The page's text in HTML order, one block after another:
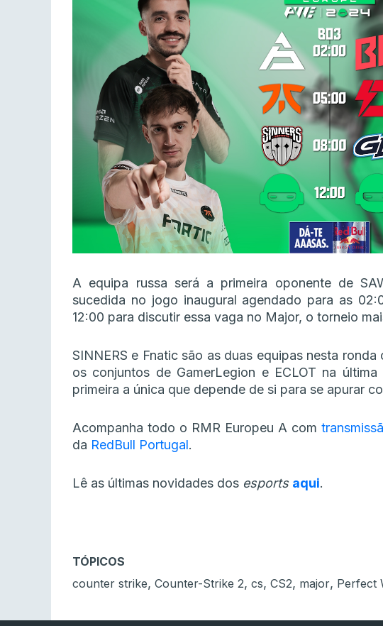
A equipa russa será a primeira oponente de
sucedida no jogo inaugural agendado para as
12:00 para discutir essa vaga no Major, o torneio
SINNERS e Fnatic são as duas equipas nesta
os conjuntos de GamerLegion e ECLOT na
primeira a única que depende de si para se apurar
Acompanha todo o RMR Europeu A com
da RedBull Portugal.
Lê as últimas novidades dos esports aqui.
TÓPICOS
counter strike, Counter-Strike 2, cs, CS2, major, Perfect